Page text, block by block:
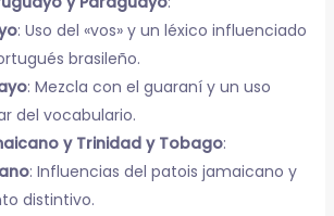
: Uso del «vos» y un léxico influenciado
brasileño.
: Mezcla con el guaraní y un uso
del vocabulario.
y Trinidad y Tobago:
: Influencias del patois jamaicano y
distintivo.